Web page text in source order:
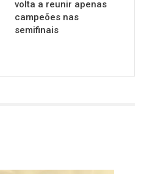
volta a reunir apenas
campeões nas
semifinais